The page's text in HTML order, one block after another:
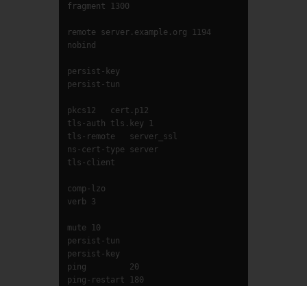
fragment 1300
remote server.example.org 1194
nobind
persist-key
persist-tun
pkcs12   cert.p12
tls-auth tls.key 1
tls-remote   server_ssl
ns-cert-type server
tls-client
comp-lzo
verb 3
mute 10
persist-tun
persist-key
ping         20
ping-restart 180